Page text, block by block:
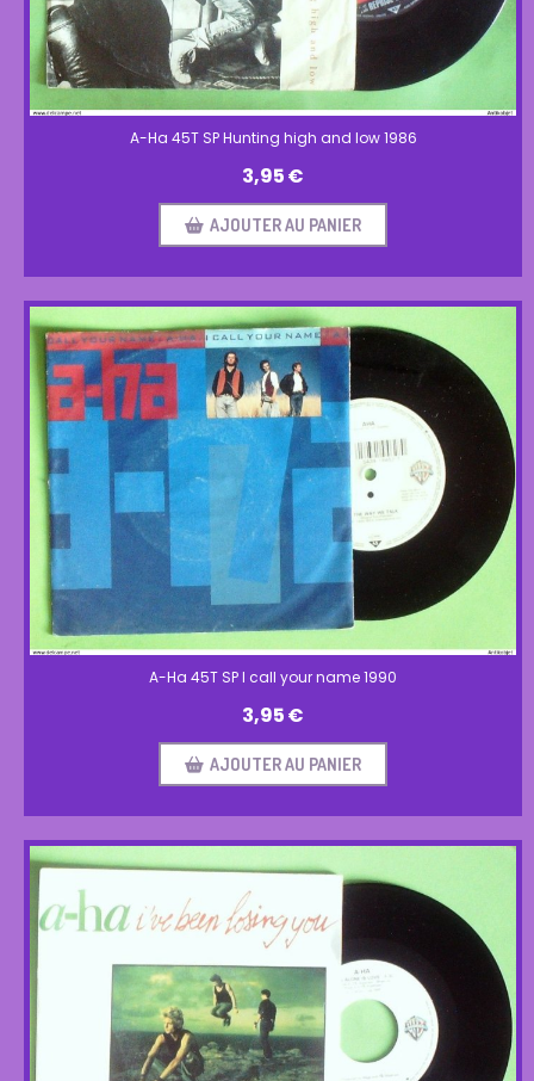
A-Ha 45T SP Hunting high and low 1986
3,95€
AJOUTER AU PANIER
A-Ha 45T SP I call your name 1990
3,95€
AJOUTER AU PANIER